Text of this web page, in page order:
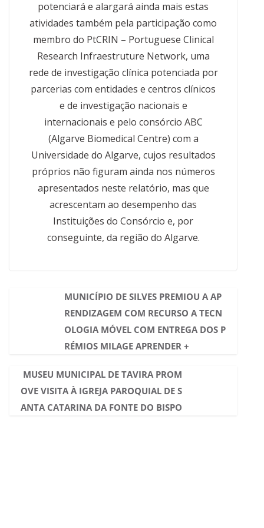
potenciará e alargará ainda mais estas
atividades também pela participação como
membro do PtCRIN – Portuguese Clinical
Research Infraestruture Network, uma
rede de investigação clínica potenciada por
parcerias com entidades e centros clínicos
e de investigação nacionais e
internacionais e pelo consórcio ABC
(Algarve Biomedical Centre) com a
Universidade do Algarve, cujos resultados
próprios não figuram ainda nos números
apresentados neste relatório, mas que
acrescentam ao desempenho das
Instituições do Consórcio e, por
conseguinte, da região do Algarve.
MUNICÍPIO DE SILVES PREMIOU A AP
RENDIZAGEM COM RECURSO A TECN
OLOGIA MÓVEL COM ENTREGA DOS P
RÉMIOS MILAGE APRENDER +
MUSEU MUNICIPAL DE TAVIRA PROM
OVE VISITA À IGREJA PAROQUIAL DE S
ANTA CATARINA DA FONTE DO BISPO